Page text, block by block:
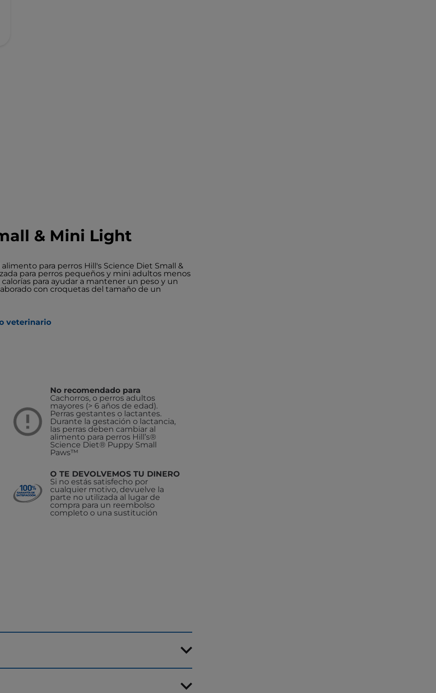
& Mini Light
para perros Hill's Science Diet Small &
para perros pequeños y mini adultos menos
para ayudar a mantener un peso y un
con croquetas del tamaño de un
veterinario
No recomendado para
Cachorros, o perros adultos
mayores (> 6 años de edad).
Perras gestantes o lactantes.
Durante la gestación o lactancia,
las perras deben cambiar al
alimento para perros Hill’s®
Science Diet® Puppy Small
Paws™
O TE DEVOLVEMOS TU DINERO
Si no estás satisfecho por
cualquier motivo, devuelve la
parte no utilizada al lugar de
compra para un reembolso
completo o una sustitución